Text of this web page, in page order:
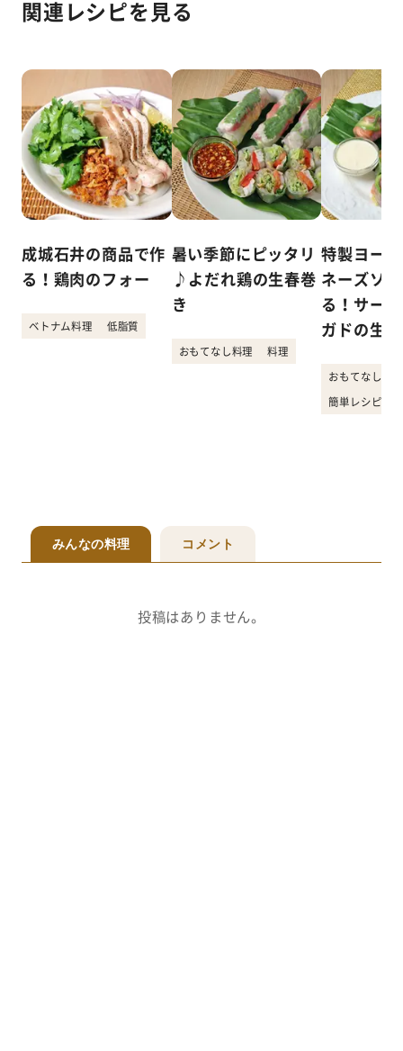
関連レシピを見る
成城石井の商品で作
る！鶏肉のフォー
ベトナム料理 低脂質
暑い季節にピッタリ
♪よだれ鶏の生春巻
き
おもてなし料理 料理
特製ヨー
ネーズソ
る！サー
ガドの生
おもてなし料理
簡単レシピ
みんなの料理 コメント
投稿はありません。